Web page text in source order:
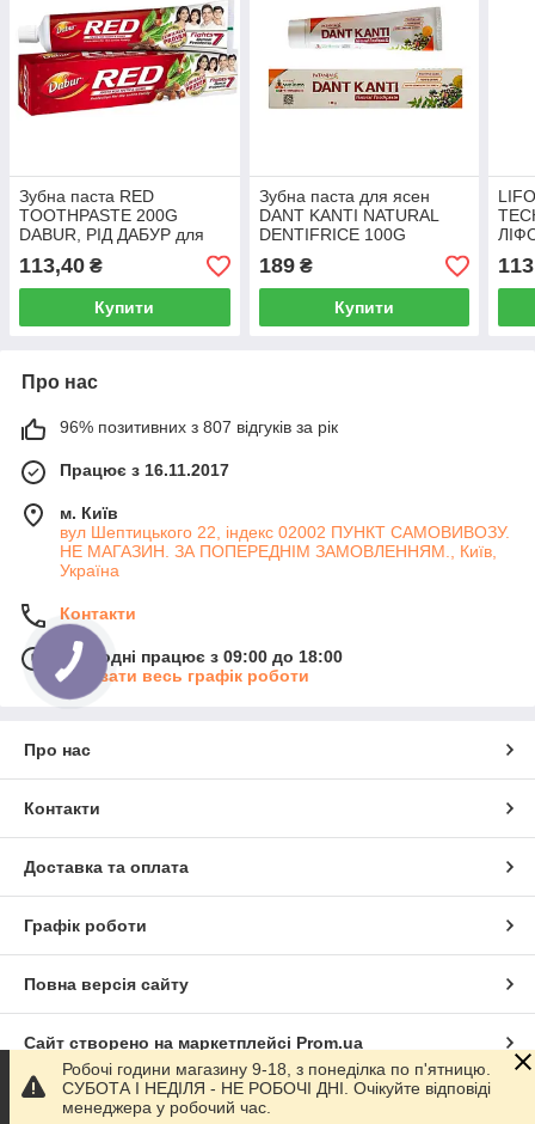
Зубна паста RED
TOOTHPASTE 200G
DABUR, РІД ДАБУР для
аюрведична розпродаж
113,40 ₴
Купити
Зубна паста для ясен
DANT KANTI NATURAL
DENTIFRICE 100G
НАТУРАЛ ПАТАНДЖАЛІ
189₴
Купити
Про нас
96% позитивних з 807 відгуків за рік
Працює з 16.11.2017
м. Київ
вул Шептицького 22, індекс 02002 ПУНКТ САМОВИВОЗУ.
НЕ МАГАЗИН. ЗА ПОПЕРЕДНІМ ЗАМОВЛЕННЯМ., Київ,
Україна
Контакти
Сьогодні працює з 09:00 до 18:00
Показати весь графік роботи
Про нас
Контакти
Доставка та оплата
Графік роботи
Повна версія сайту
Сайт створено на маркетплейсі Prom.ua
Політика конфіденційності
Робочі години магазину 9-18, з понеділка по п'ятницю.
СУБОТА І НЕДІЛЯ - НЕ РОБОЧІ ДНІ. Очікуйте відповіді
менеджера у робочий час.